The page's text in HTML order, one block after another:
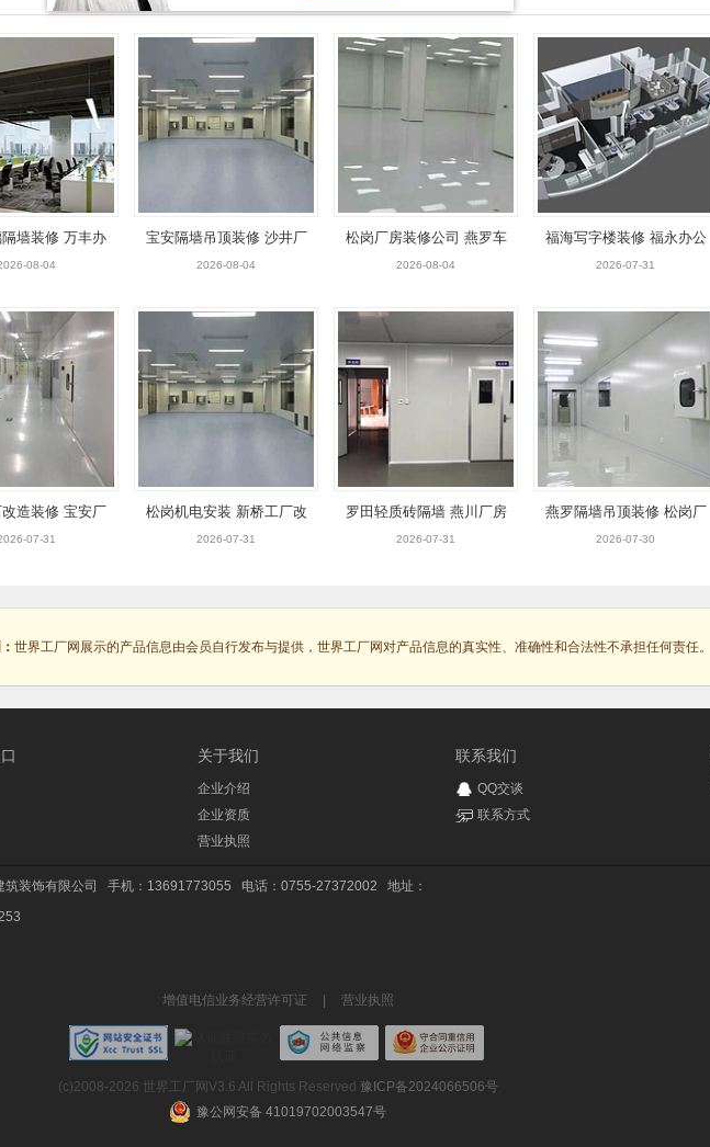
墙装修 万丰办
黄埔工厂改造
08-04
宝安隔墙吊顶装修 沙井厂
房设计 新桥车间改造
2026-08-04
松岗厂房装修公司 燕罗车
间改造 宝安机电安装
2026-08-04
福海写字楼装修 福永办公
室设计 沙井隔墙吊顶
2026-07-31
造装修 宝安厂
沙井隔墙吊顶
07-31
松岗机电安装 新桥工厂改
造装修 沙井办公室设计
2026-07-31
罗田轻质砖隔墙 燕川厂房
装修 松岗车间改造工程
2026-07-31
燕罗隔墙吊顶装修 松岗厂
房改造 新桥办公室设计
2026-07-30
世界工厂网展示的产品信息由会员自行发布与提供，世界工厂网对产品信息的真实性、准确性和合法性不承担任何责任。
关于我们
企业介绍
企业资质
营业执照
联系我们
QQ交谈
联系方式
筑装饰有限公司 手机：13691773055 电话：0755-27372002
地址：
增值电信业务经营许可证 营业执照
(c)2008-2026 世界工厂网V3.6 All Rights Reserved 豫ICP备2024066506号
豫公网安备 41019702003547号